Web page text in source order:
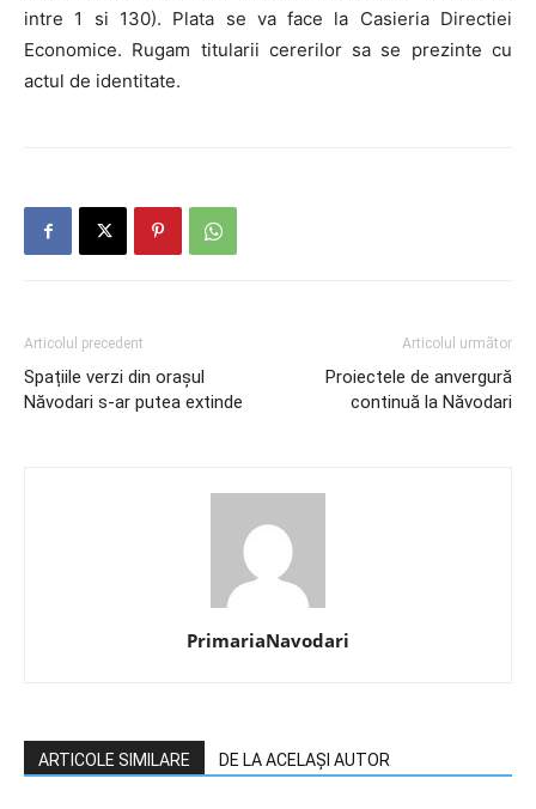
intre 1 si 130). Plata se va face la Casieria Directiei
Economice. Rugam titularii cererilor sa se prezinte cu
actul de identitate.
Articolul precedent
Spațiile verzi din orașul
Năvodari s-ar putea extinde
Articolul următor
Proiectele de anvergură
continuă la Năvodari
PrimariaNavodari
ARTICOLE SIMILARE DE LA ACELAȘI AUTOR